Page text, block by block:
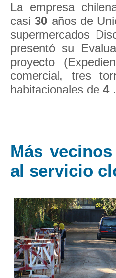
La empresa
casi30 años de
supermercados
presentó su
proyecto
comercial, tres
habitacionales de 4
Más
al servicio